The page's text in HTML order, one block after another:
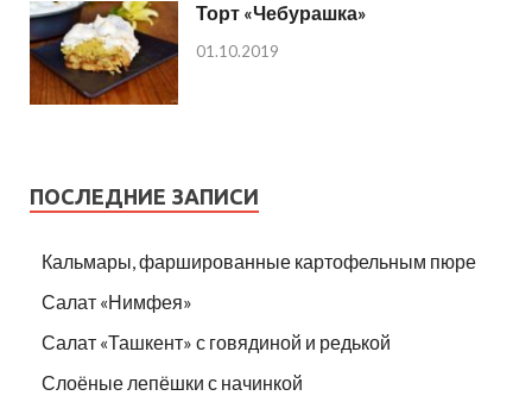
Торт «Чебурашка»
01.10.2019
ПОСЛЕДНИЕ ЗАПИСИ
Кальмары, фаршированные картофельным пюре
Салат «Нимфея»
Салат «Ташкент» с говядиной и редькой
Слоёные лепёшки с начинкой